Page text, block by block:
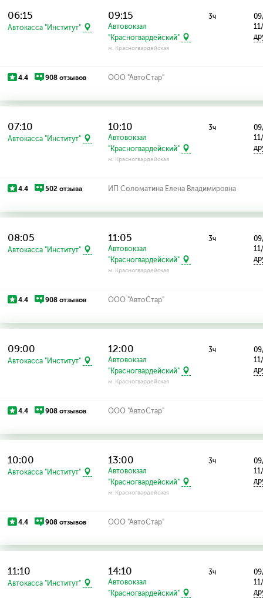
06:15
Автокасса "Институт"
09:15
Автовокзал
"Красногвардейский"
м. Красногвардейская
3ч
4.4 908 отзывов ООО "АвтоСтар"
07:10
Автокасса "Институт"
10:10
Автовокзал
"Красногвардейский"
м. Красногвардейская
3ч
4.4 502 отзыва ИП Соломатина Елена Владимировна
08:05
Автокасса "Институт"
11:05
Автовокзал
"Красногвардейский"
м. Красногвардейская
3ч
4.4 908 отзывов ООО "АвтоСтар"
09:00
Автокасса "Институт"
12:00
Автовокзал
"Красногвардейский"
м. Красногвардейская
3ч
4.4 908 отзывов ООО "АвтоСтар"
10:00
Автокасса "Институт"
13:00
Автовокзал
"Красногвардейский"
м. Красногвардейская
3ч
4.4 908 отзывов ООО "АвтоСтар"
11:10
Автокасса "Институт"
14:10
Автовокзал
"Красногвардейский"
3ч